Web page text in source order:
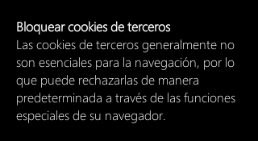
Bloquear cookies de terceros
Las cookies de terceros generalmente no
son esenciales para la navegación, por lo
que puede rechazarlas de manera
predeterminada a través de las funciones
especiales de su navegador.